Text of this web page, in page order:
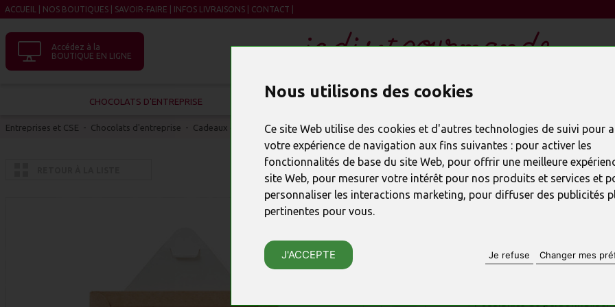
Nous utilisons des cookies
Ce site Web utilise des cookies et d'autres technologies de suivi pour
votre expérience de navigation aux fins suivantes : pour activer les
fonctionnalités de base du site Web, pour offrir une meilleure
site Web, pour mesurer votre intérêt pour nos produits et services et
personnaliser les interactions marketing, pour diffuser des publicités
pertinentes pour vous.
J'ACCEPTE Je refuse Changer mes
ACCUEIL NOS BOUTIQUES| SAVOIR-FAIRE INFOS LIVRAISONS| CONTACT
Accédez à la
BOUTIQUE EN LIGNE
CHOCOLATS D'ENTREPRISE
Entreprises et CSE - Chocolats d'entreprise - Cadeaux d'affaires 10-20 € HT
PRODUIT PRÉCÉDENT
Enveloppe
♦ Possibilité de personnaliser